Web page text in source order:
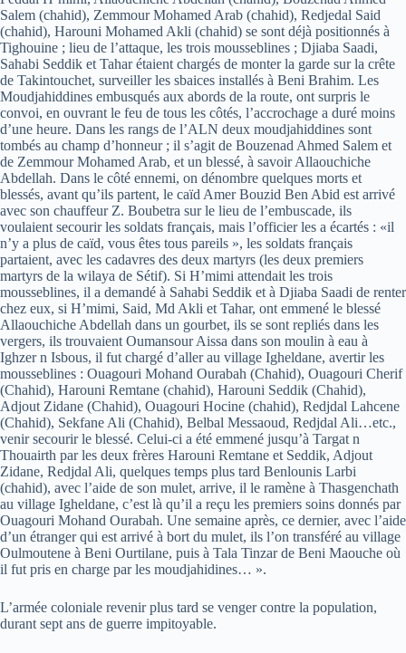
Salem (chahid), Zemmour Mohamed Arab (chahid), Redjedal Said
(chahid), Harouni Mohamed Akli (chahid) se sont déjà positionnés à
Tighouine ; lieu de l’attaque, les trois mousseblines ; Djiaba Saadi,
Sahabi Seddik et Tahar étaient chargés de monter la garde sur la crête
de Takintouchet, surveiller les sbaices installés à Beni Brahim. Les
Moudjahiddines embusqués aux abords de la route, ont surpris le
convoi, en ouvrant le feu de tous les côtés, l’accrochage a duré moins
d’une heure. Dans les rangs de l’ALN deux moudjahiddines sont
tombés au champ d’honneur ; il s’agit de Bouzenad Ahmed Salem et
de Zemmour Mohamed Arab, et un blessé, à savoir Allaouchiche
Abdellah. Dans le côté ennemi, on dénombre quelques morts et
blessés, avant qu’ils partent, le caïd Amer Bouzid Ben Abid est arrivé
avec son chauffeur Z. Boubetra sur le lieu de l’embuscade, ils
voulaient secourir les soldats français, mais l’officier les a écartés : «il
n’y a plus de caïd, vous êtes tous pareils », les soldats français
partaient, avec les cadavres des deux martyrs (les deux premiers
martyrs de la wilaya de Sétif). Si H’mimi attendait les trois
mousseblines, il a demandé à Sahabi Seddik et à Djiaba Saadi de renter
chez eux, si H’mimi, Said, Md Akli et Tahar, ont emmené le blessé
Allaouchiche Abdellah dans un gourbet, ils se sont repliés dans les
vergers, ils trouvaient Oumansour Aissa dans son moulin à eau à
Ighzer n Isbous, il fut chargé d’aller au village Igheldane, avertir les
mousseblines : Ouagouri Mohand Ourabah (Chahid), Ouagouri Cherif
(Chahid), Harouni Remtane (chahid), Harouni Seddik (Chahid),
Adjout Zidane (Chahid), Ouagouri Hocine (chahid), Redjdal Lahcene
(Chahid), Sekfane Ali (Chahid), Belbal Messaoud, Redjdal Ali…etc.,
venir secourir le blessé. Celui-ci a été emmené jusqu’à Targat n
Thouairth par les deux frères Harouni Remtane et Seddik, Adjout
Zidane, Redjdal Ali, quelques temps plus tard Benlounis Larbi
(chahid), avec l’aide de son mulet, arrive, il le ramène à Thasgenchath
au village Igheldane, c’est là qu’il a reçu les premiers soins donnés par
Ouagouri Mohand Ourabah. Une semaine après, ce dernier, avec l’aide
d’un étranger qui est arrivé à bort du mulet, ils l’on transféré au village
Oulmoutene à Beni Ourtilane, puis à Tala Tinzar de Beni Maouche où
il fut pris en charge par les moudjahidines… ».
L’armée coloniale revenir plus tard se venger contre la population,
durant sept ans de guerre impitoyable.